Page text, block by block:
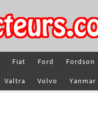
Fiat Ford Fordson
Valtra Volvo Yanmar